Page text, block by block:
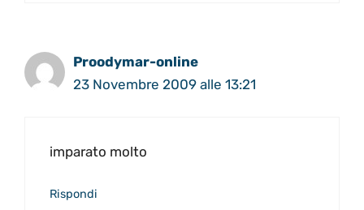
Proodymar-online
23 Novembre 2009 alle 13:21
imparato molto
Rispondi